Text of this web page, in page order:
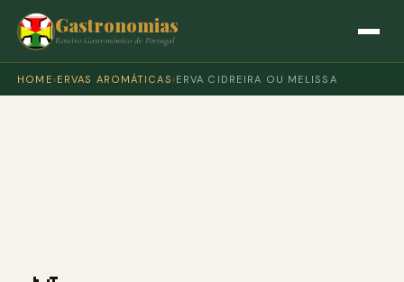
Gastronomias
Roteiro Gastronómico de Portugal
HOME › ERVAS AROMÁTICAS › ERVA CIDREIRA OU MELISSA